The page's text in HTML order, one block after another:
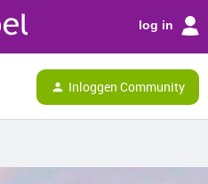
log in
Inloggen Community